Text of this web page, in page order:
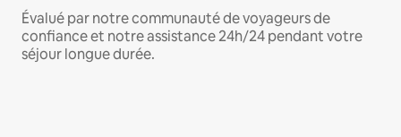
Évalué par notre communauté de voyageurs de
confiance et notre assistance 24h/24 pendant votre
séjour longue durée.